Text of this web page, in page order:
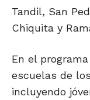
Tandil, San
Chiquita y
En el
escuelas de
incluyendo